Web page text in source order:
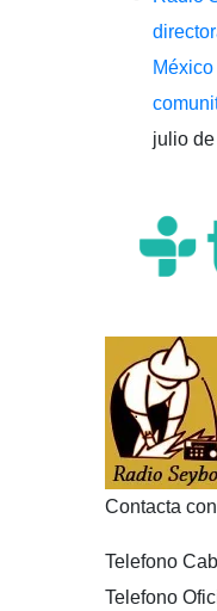
julio
Contacta
Telefono
Telefono